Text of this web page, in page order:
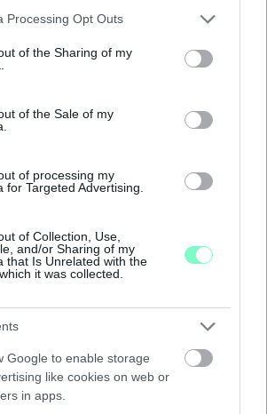
website/app uses one or more Google
or usage behaviour. You may click to
to Google and its third-party tags to
specified purposes in below Google
Processing Opt Outs
of the Sharing of my
of the Sale of my
of processing my
for Targeted Advertising.
of Collection, Use,
and/or Sharing of my
that Is Unrelated with the
it was collected.
Google to enable storage
like cookies on web or
in apps.
A GYŐRI
LEKAPCSOLÁSA
zajlik a munkavégzés, a Győr Projekt
Szólj hozzá!